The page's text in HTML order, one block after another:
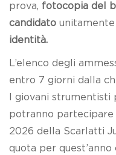
prova, fotocopia del
candidato unitamente
identità.
L’elenco degli
entro 7 giorni dalla
I giovani
potranno
2026 della Scarlatti
quota per